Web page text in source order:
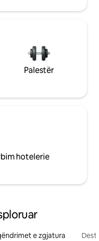
Palestër
hotelerie
e zgjatura